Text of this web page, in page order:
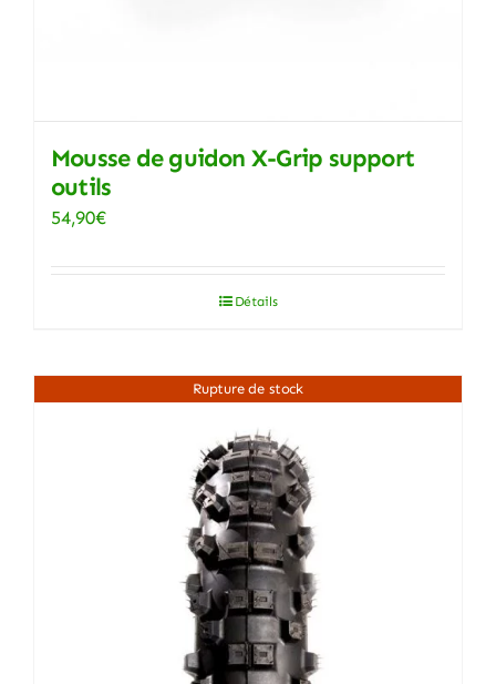
Mousse de guidon X-Grip support
outils
54,90€
Détails
Rupture de stock